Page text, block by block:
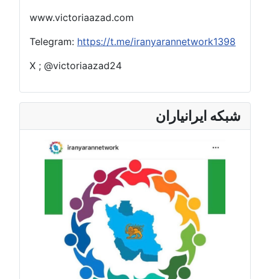
www.victoriaazad.com
Telegram:https://t.me/iranyarannetwork1398
X ; @victoriaazad24
ایرانیاران